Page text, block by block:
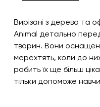
Вирізані з дерева та
Animal детально
тварин. Вони
мерехтять, коли до
робить їх ще більш
тільки допоможе